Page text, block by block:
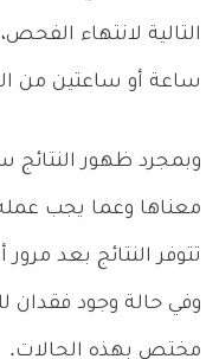
التالية لانتهاء
ساعة أو ساعتين من
وبمجرد ظهور
معناها وعما يجب عمله
تتوفر النتائج بعد
وفي حالة وجود فقدان
مختص بهذه الحالات.